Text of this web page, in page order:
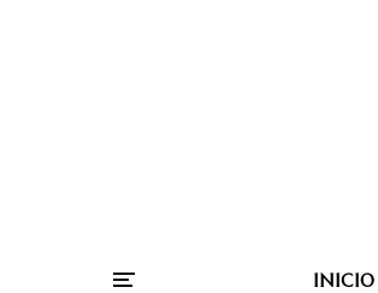
INICIO